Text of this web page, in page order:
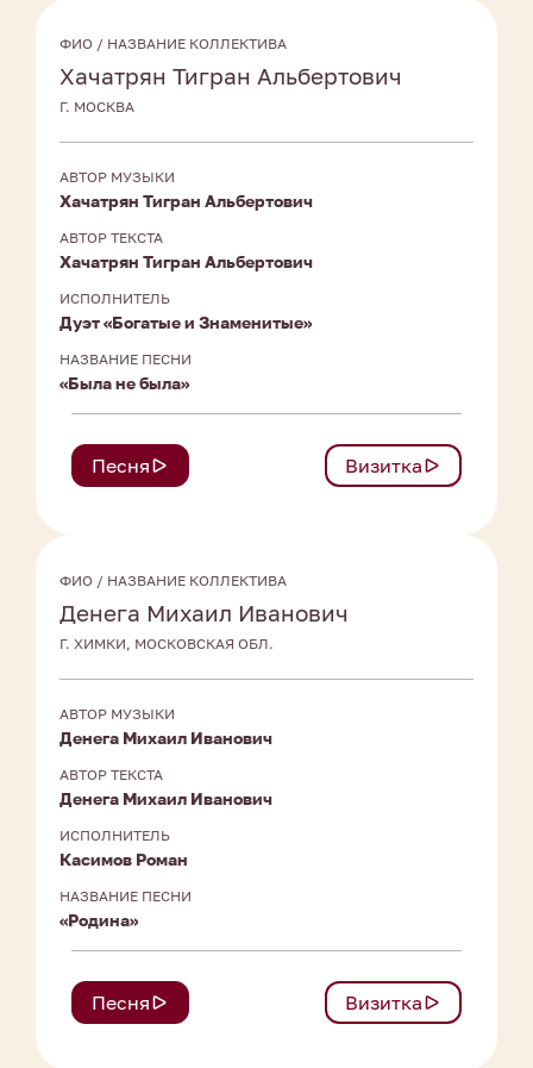
ФИО / НАЗВАНИЕ КОЛЛЕКТИВА
Хачатрян Тигран Альбертович
Г. МОСКВА
АВТОР МУЗЫКИ
Хачатрян Тигран Альбертович
АВТОР ТЕКСТА
Хачатрян Тигран Альбертович
ИСПОЛНИТЕЛЬ
Дуэт «Богатые и Знаменитые»
НАЗВАНИЕ ПЕСНИ
«Была не была»
Песня Визитка
ФИО / НАЗВАНИЕ КОЛЛЕКТИВА
Денега Михаил Иванович
Г. ХИМКИ, МОСКОВСКАЯ ОБЛ.
АВТОР МУЗЫКИ
Денега Михаил Иванович
АВТОР ТЕКСТА
Денега Михаил Иванович
ИСПОЛНИТЕЛЬ
Касимов Роман
НАЗВАНИЕ ПЕСНИ
«Родина»
Песня Визитка